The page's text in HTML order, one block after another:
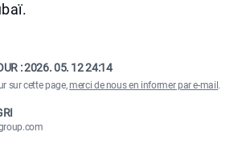
:2026. 05. 12 24:14
sur cette page,merci de nous en informer par e-mail .